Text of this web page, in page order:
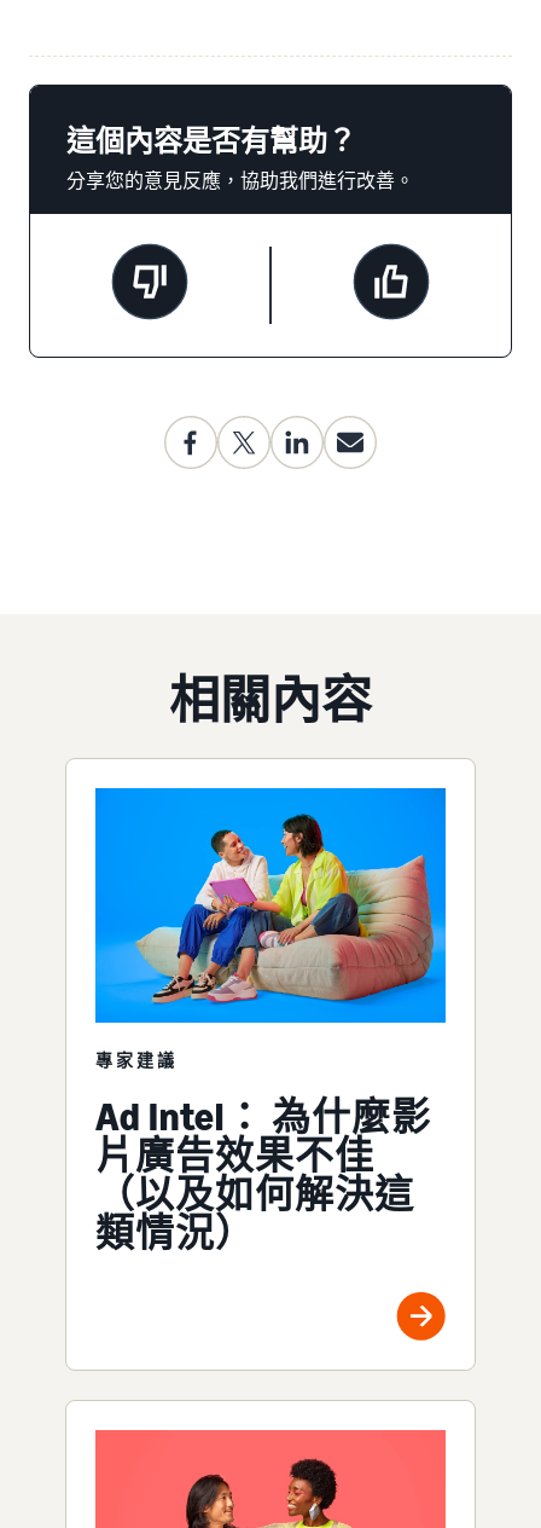
這個內容是否有幫助？
分享您的意見反應，協助我們進行改善。
相關內容
專家建議
Ad Intel： 為什麼影
片廣告效果不佳
（以及如何解決這
類情況）